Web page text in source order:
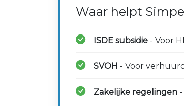
Waar helpt
ISDE subsidie - Voor
SVOH - Voor
Zakelijke regelingen